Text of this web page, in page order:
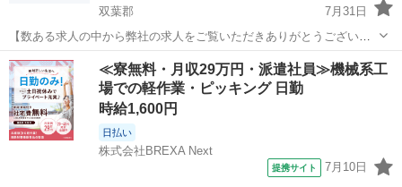
双葉郡
7月31日
【数ある求人の中から弊社の求人をご覧いただきありがとうございま
す!!】 全国に様々な求人を5万件以上取り扱っておりご希望条件やご状
況に応じてマッチしそうな求人をご案内いたします!! 応募前に相談だ
けしてみたい方やどんな求...
福島 双葉郡 工場 スタッフ
≪寮無料・月収29万円・派遣社員≫機械系工
場での軽作業・ピッキング 日勤
時給1,600円
日払い
株式会社BREXA Next
提携サイト 7月10日